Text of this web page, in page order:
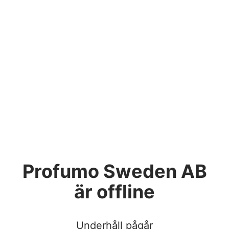
Profumo Sweden AB
är offline
Underhåll pågår